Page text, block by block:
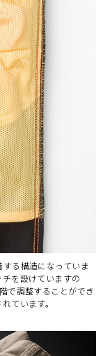
る構造になっていま
を設けていますの
で調整することができ
ています。